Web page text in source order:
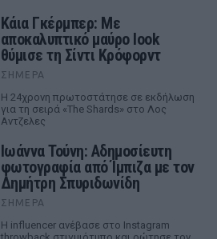
Κάια Γκέρμπερ: Με
αποκαλυπτικό μαύρο look
θύμισε τη Σίντι Κρόφορντ
ΣΉΜΕΡΑ
Η 24χρονη πρωτοστάτησε σε εκδήλωση
για τη σειρά «The Shards» στο Λος
Αντζελες
Ιωάννα Τούνη: Αδημοσίευτη
φωτογραφία από Ίμπιζα με τον
Δημήτρη Σπυριδωνίδη
ΣΉΜΕΡΑ
Η influencer ανέβασε στο Instagram